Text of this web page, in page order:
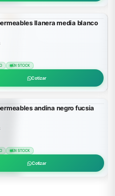
llanera media blanco
EN STOCK
Cotizar
andina negro fucsia
EN STOCK
Cotizar